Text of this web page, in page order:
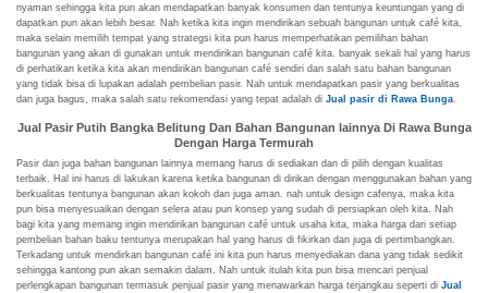
nyaman sehingga kita pun akan mendapatkan banyak konsumen dan tentunya keuntungan yang di
dapatkan pun akan lebih besar. Nah ketika kita ingin mendirikan sebuah bangunan untuk café kita,
maka selain memilih tempat yang strategsi kita pun harus memperhatikan pemilihan bahan
bangunan yang akan di gunakan untuk mendirikan bangunan café kita. banyak sekali hal yang harus
di perhatikan ketika kita akan mendirikan bangunan café sendiri dan salah satu bahan bangunan
yang tidak bisa di lupakan adalah pembelian pasir. Nah untuk mendapatkan pasir yang berkualitas
dan juga bagus, maka salah satu rekomendasi yang tepat adalah di Jual pasir di Rawa Bunga.
Jual Pasir Putih Bangka Belitung Dan Bahan Bangunan lainnya Di Rawa Bunga
Dengan Harga Termurah
Pasir dan juga bahan bangunan lainnya memang harus di sediakan dan di pilih dengan kualitas
terbaik. Hal ini harus di lakukan karena ketika bangunan di dirikan dengan menggunakan bahan yang
berkualitas tentunya bangunan akan kokoh dan juga aman. nah untuk design cafenya, maka kita
pun bisa menyesuaikan dengan selera atau pun konsep yang sudah di persiapkan oleh kita. Nah
bagi kita yang memang ingin mendirikan bangunan café untuk usaha kita, maka harga dari setiap
pembelian bahan baku tentunya merupakan hal yang harus di fikirkan dan juga di pertimbangkan.
Terkadang untuk mendirkan bangunan café ini kita pun harus menyediakan dana yang tidak sedikit
sehingga kantong pun akan semakin dalam. Nah untuk itulah kita pun bisa mencari penjual
perlengkapan bangunan termasuk penjual pasir yang menawarkan harga terjangkau seperti di Jual